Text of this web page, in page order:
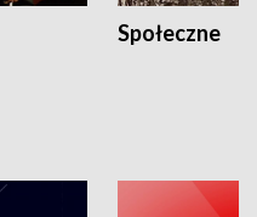
Społeczne